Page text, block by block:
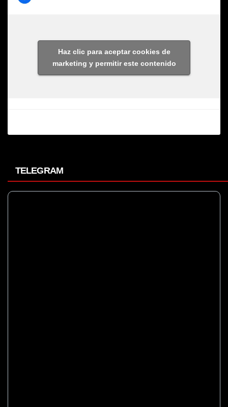
Haz clic para aceptar cookies de
marketing y permitir este contenido
TELEGRAM